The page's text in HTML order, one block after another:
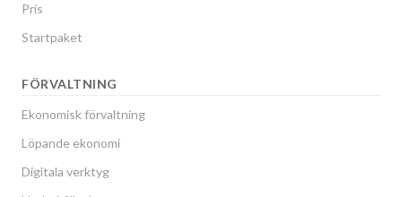
Pris
Startpaket
FÖRVALTNING
Ekonomisk förvaltning
Löpande ekonomi
Digitala verktyg